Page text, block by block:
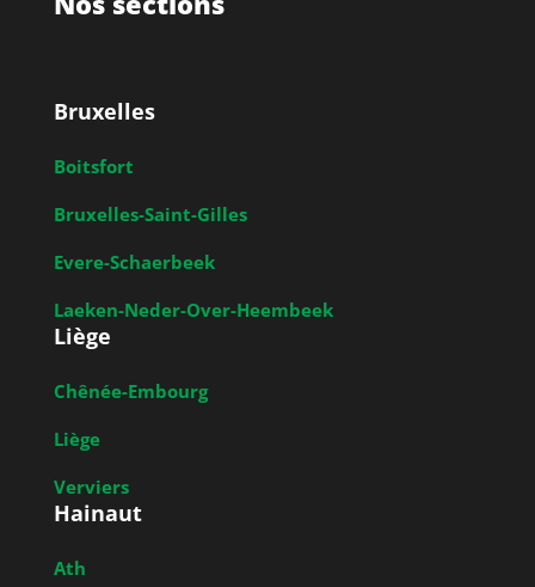
Bruxelles
Boitsfort
Bruxelles-Saint-Gilles
Evere-Schaerbeek
Laeken-Neder-Over-Heembeek
Liège
Chênée-Embourg
Liège
Verviers
Hainaut
Ath